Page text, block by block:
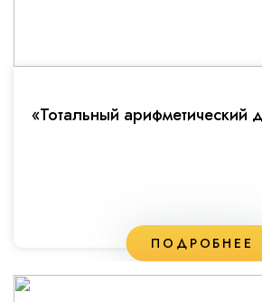
«Тотальный арифметический
ПОДРОБНЕЕ